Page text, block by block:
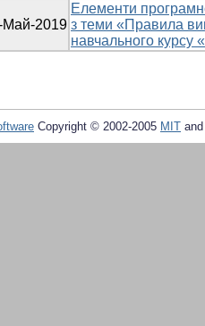
Май-2019
Елементи
з теми «Правила
навчального курсу
Copyright © 2002-2005 MIT